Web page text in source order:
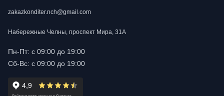
zakazkonditer.nch@gmail.com
Набережные Челны, проспект Мира, 31А
Пн-Пт: с 09:00 до 19:00
Сб-Вс: с 09:00 до 19:00